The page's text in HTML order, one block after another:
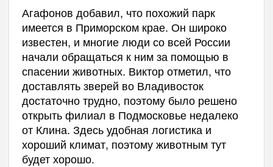
Агафонов добавил, что похожий парк
имеется в Приморском крае. Он широко
известен, и многие люди со всей России
начали обращаться к ним за помощью в
спасении животных. Виктор отметил, что
доставлять зверей во Владивосток
достаточно трудно, поэтому было решено
открыть филиал в Подмосковье недалеко
от Клина. Здесь удобная логистика и
хороший климат, поэтому животным тут
будет хорошо.